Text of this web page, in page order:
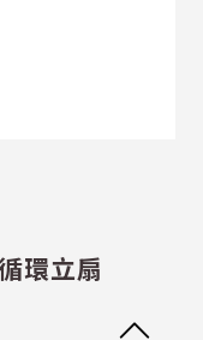
環立扇